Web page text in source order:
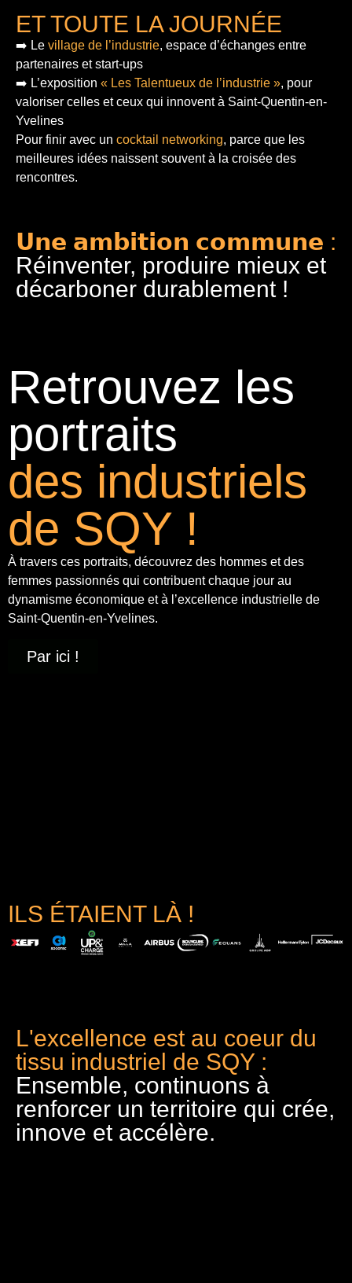
ET TOUTE LA JOURNÉE
➡️ Le village de l’industrie, espace d’échanges entre
partenaires et start-ups
➡️ L’exposition « Les Talentueux de l’industrie », pour
valoriser celles et ceux qui innovent à Saint-Quentin-en-
Yvelines
Pour finir avec un cocktail networking, parce que les
meilleures idées naissent souvent à la croisée des
rencontres.
𝗨𝗻𝗲 𝗮𝗺𝗯𝗶𝘁𝗶𝗼𝗻 𝗰𝗼𝗺𝗺𝘂𝗻𝗲 :
Réinventer, produire mieux et
décarboner durablement !
Retrouvez les
portraits
des industriels
de SQY !
À travers ces portraits, découvrez des hommes et des
femmes passionnés qui contribuent chaque jour au
dynamisme économique et à l’excellence industrielle de
Saint-Quentin-en-Yvelines.
Par ici !
ILS ÉTAIENT LÀ !
L'excellence est au coeur du
tissu industriel de SQY :
Ensemble, continuons à
renforcer un territoire qui crée,
innove et accélère.